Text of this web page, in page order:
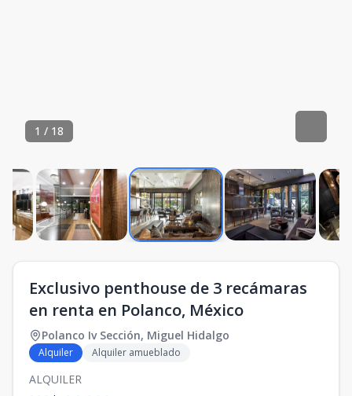
1 / 18
Exclusivo penthouse de 3 recámaras
en renta en Polanco, México
Polanco Iv Sección, Miguel Hidalgo
Alquiler Alquiler amueblado
ALQUILER